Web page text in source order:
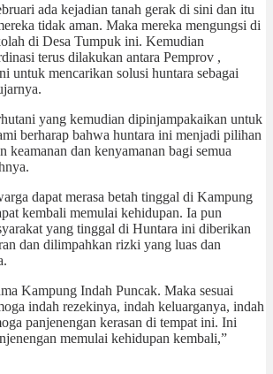
ada kejadian tanah gerak di sini dan itu
tidak aman. Maka mereka mengungsi di
di Desa Tumpuk ini. Kemudian
terus dilakukan antara Pemprov ,
untuk mencarikan solusi huntara sebagai
yang kemudian dipinjampakaikan untuk
berharap bahwa huntara ini menjadi pilihan
keamanan dan kenyamanan bagi semua
dapat merasa betah tinggal di Kampung
kembali memulai kehidupan. Ia pun
yang tinggal di Huntara ini diberikan
dan dilimpahkan rizki yang luas dan
Kampung Indah Puncak. Maka sesuai
indah rezekinya, indah keluarganya, indah
panjenengan kerasan di tempat ini. Ini
memulai kehidupan kembali,”